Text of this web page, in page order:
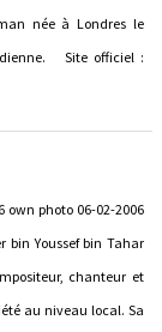
née à Londres le
Site officiel :
own photo 06-02-2006
Youssef bin Tahar
chanteur et
au niveau local. Sa